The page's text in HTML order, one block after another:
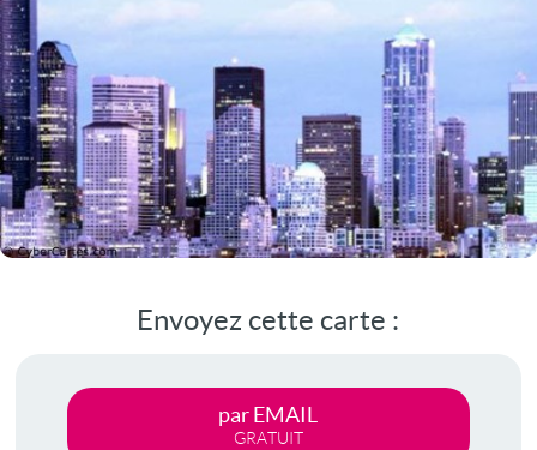
Envoyez cette carte :
par EMAIL
GRATUIT